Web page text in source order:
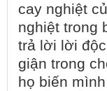
cay nghiệt
nghiệt trong
trả lời lời
giận trong
họ biến